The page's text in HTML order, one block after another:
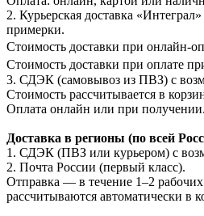
2. Курьерская доставка
примерки.
Стоимость доставки при онлайн-
Стоимость доставки при оплате
3. СДЭК (самовывоз из ПВЗ) с
Стоимость рассчитывается в
Оплата онлайн или при получении.
Доставка в регионы (по всей
1. СДЭК (ПВЗ или курьером) с
2. Почта России (первый класс).
Отправка — в течение 1–2
рассчитываются автоматически в